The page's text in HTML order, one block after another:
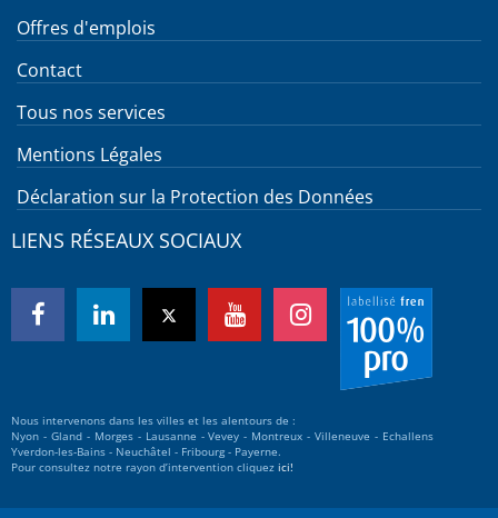
Offres d'emplois
Contact
Tous nos services
Mentions Légales
Déclaration sur la Protection des Données
LIENS RÉSEAUX SOCIAUX
Nous intervenons dans les villes et les alentours de :
Nyon - Gland - Morges - Lausanne - Vevey - Montreux - Villeneuve - Echallens
Yverdon-les-Bains - Neuchâtel - Fribourg - Payerne.
Pour consultez notre rayon d’intervention cliquez ici!